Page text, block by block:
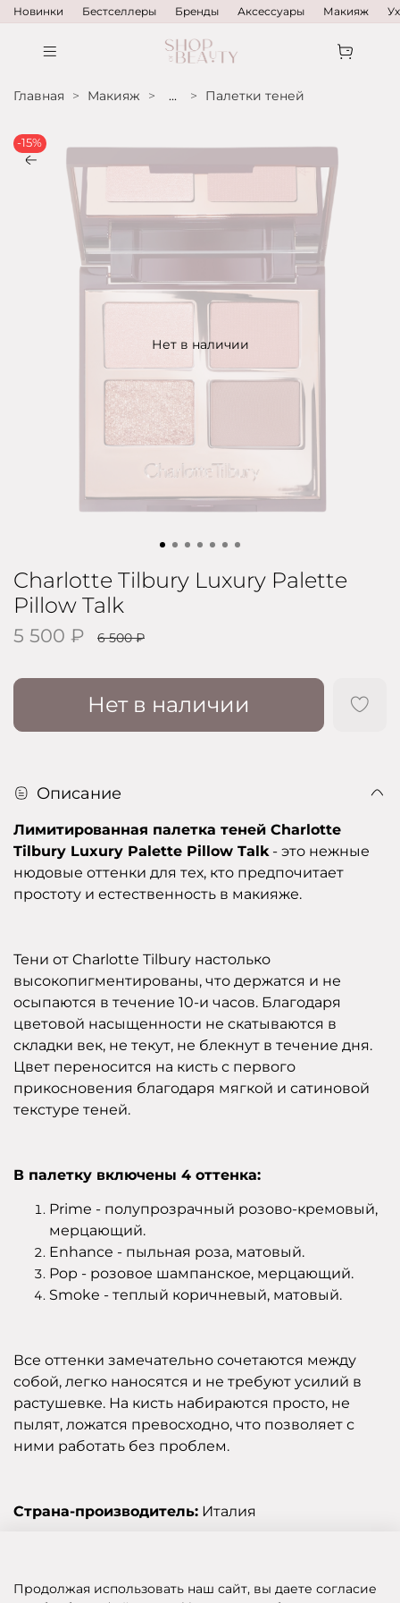
Новинки Бестселлеры Бренды Аксессуары Макияж
Главная Макияж ... Палетки теней
Нет в наличии
-15%
Charlotte Tilbury Luxury Palette
Pillow Talk
5 500 ₽ 6 500 ₽
Нет в наличии
Описание
Лимитированная палетка теней Charlotte
Tilbury Luxury Palette Pillow Talk- это нежные
нюдовые оттенки для тех, кто предпочитает
простоту и естественность в макияже.
Тени от Charlotte Tilbury настолько
высокопигментированы, что держатся и не
осыпаются в течение 10-и часов. Благодаря
цветовой насыщенности не скатываются в
складки век, не текут, не блекнут в течение дня.
Цвет переносится на кисть с первого
прикосновения благодаря мягкой и сатиновой
текстуре теней.
В палетку включены 4 оттенка:
Prime - полупрозрачный розово-кремовый,
мерцающий.
Enhance - пыльная роза, матовый.
Pop - розовое шампанское, мерцающий.
Smoke - теплый коричневый, матовый.
Все оттенки замечательно сочетаются между
собой, легко наносятся и не требуют усилий в
растушевке. На кисть набираются просто, не
пылят, ложатся превосходно, что позволяет с
ними работать без проблем.
Страна-производитель: Италия
Продолжая использовать наш сайт, вы даете согласие